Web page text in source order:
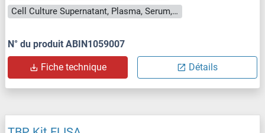
Cell Culture Supernatant, Plasma, Serum, Tissue Homogenate
N° du produit ABIN1059007
Fiche technique Détails